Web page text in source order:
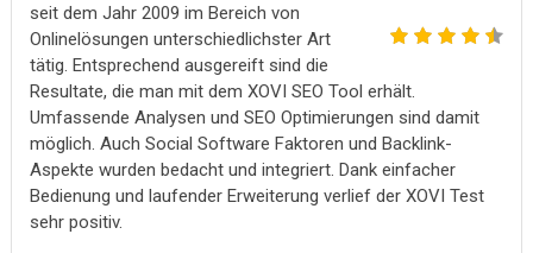
seit dem Jahr 2009 im Bereich von
Onlinelösungen unterschiedlichster Art
tätig. Entsprechend ausgereift sind die
Resultate, die man mit dem XOVI SEO Tool erhält.
Umfassende Analysen und SEO Optimierungen sind damit
möglich. Auch Social Software Faktoren und Backlink-
Aspekte wurden bedacht und integriert. Dank einfacher
Bedienung und laufender Erweiterung verlief der XOVI Test
sehr positiv.